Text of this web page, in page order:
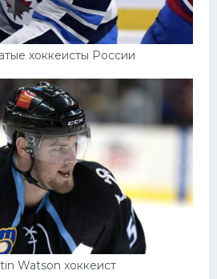
хоккеисты России
Watson хоккеист